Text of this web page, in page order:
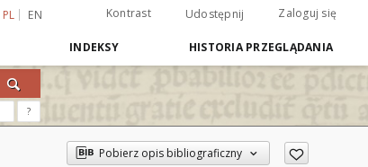
PL EN Kontrast Udostępnij Zaloguj się
INDEKSY HISTORIA PRZEGLĄDANIA
?
Pobierz opis bibliograficzny